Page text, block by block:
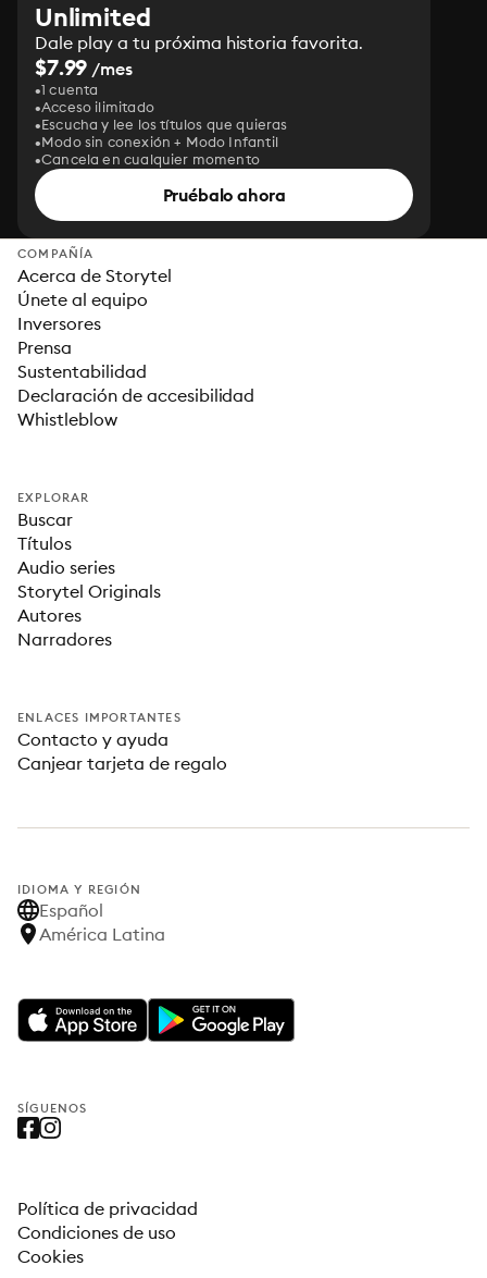
Unlimited
Dale play a tu próxima historia favorita.
$7.99 /mes
1 cuenta
Acceso ilimitado
Escucha y lee los títulos que quieras
Modo sin conexión + Modo Infantil
Cancela en cualquier momento
Pruébalo ahora
COMPAÑÍA
Acerca de Storytel
Únete al equipo
Inversores
Prensa
Sustentabilidad
Declaración de accesibilidad
Whistleblow
EXPLORAR
Buscar
Títulos
Audio series
Storytel Originals
Autores
Narradores
ENLACES IMPORTANTES
Contacto y ayuda
Canjear tarjeta de regalo
IDIOMA Y REGIÓN
Español
América Latina
SÍGUENOS
Política de privacidad
Condiciones de uso
Cookies